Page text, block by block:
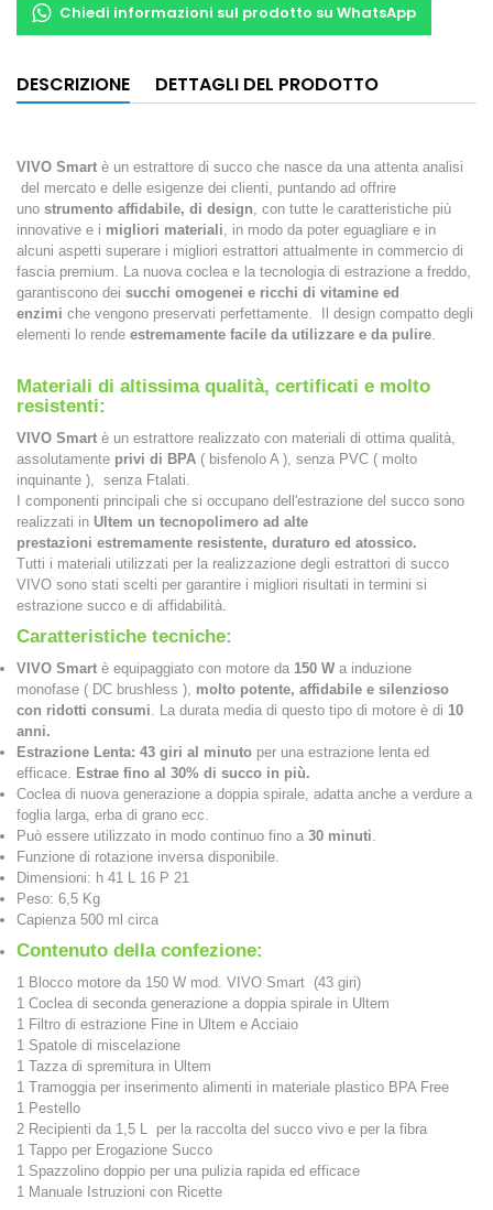
Chiedi informazioni sul prodotto su WhatsApp
DESCRIZIONE DETTAGLI DEL PRODOTTO
VIVO Smart è un estrattore di succo che nasce da una attenta analisi
del mercato e delle esigenze dei clienti, puntando ad offrire
uno strumento affidabile, di design, con tutte le caratteristiche più
innovative e i migliori materiali, in modo da poter eguagliare e in
alcuni aspetti superare i migliori estrattori attualmente in commercio di
fascia premium. La nuova coclea e la tecnologia di estrazione a freddo,
garantiscono dei succhi omogenei e ricchi di vitamine ed
enzimi che vengono preservati perfettamente. Il design compatto degli
elementi lo rende estremamente facile da utilizzare e da pulire.
Materiali di altissima qualità, certificati e molto
resistenti:
VIVO Smart è un estrattore realizzato con materiali di ottima qualità,
assolutamente privi di BPA ( bisfenolo A ), senza PVC ( molto
inquinante ), senza Ftalati.
I componenti principali che si occupano dell'estrazione del succo sono
realizzati in Ultem un tecnopolimero ad alte
prestazioni estremamente resistente, duraturo ed atossico.
Tutti i materiali utilizzati per la realizzazione degli estrattori di succo
VIVO sono stati scelti per garantire i migliori risultati in termini si
estrazione succo e di affidabilità.
Caratteristiche tecniche:
VIVO Smart è equipaggiato con motore da 150 W a induzione
monofase ( DC brushless ), molto potente, affidabile e silenzioso
con ridotti consumi. La durata media di questo tipo di motore è di 10
anni.
Estrazione Lenta: 43 giri al minuto per una estrazione lenta ed
efficace. Estrae fino al 30% di succo in più.
Coclea di nuova generazione a doppia spirale, adatta anche a verdure a
foglia larga, erba di grano ecc.
Può essere utilizzato in modo continuo fino a 30 minuti.
Funzione di rotazione inversa disponibile.
Dimensioni: h 41 L 16 P 21
Peso: 6,5 Kg
Capienza 500 ml circa
Contenuto della confezione:
1 Blocco motore da 150 W mod. VIVO Smart (43 giri)
1 Coclea di seconda generazione a doppia spirale in Ultem
1 Filtro di estrazione Fine in Ultem e Acciaio
1 Spatole di miscelazione
1 Tazza di spremitura in Ultem
1 Tramoggia per inserimento alimenti in materiale plastico BPA Free
1 Pestello
2 Recipienti da 1,5 L per la raccolta del succo vivo e per la fibra
1 Tappo per Erogazione Succo
1 Spazzolino doppio per una pulizia rapida ed efficace
1 Manuale Istruzioni con Ricette